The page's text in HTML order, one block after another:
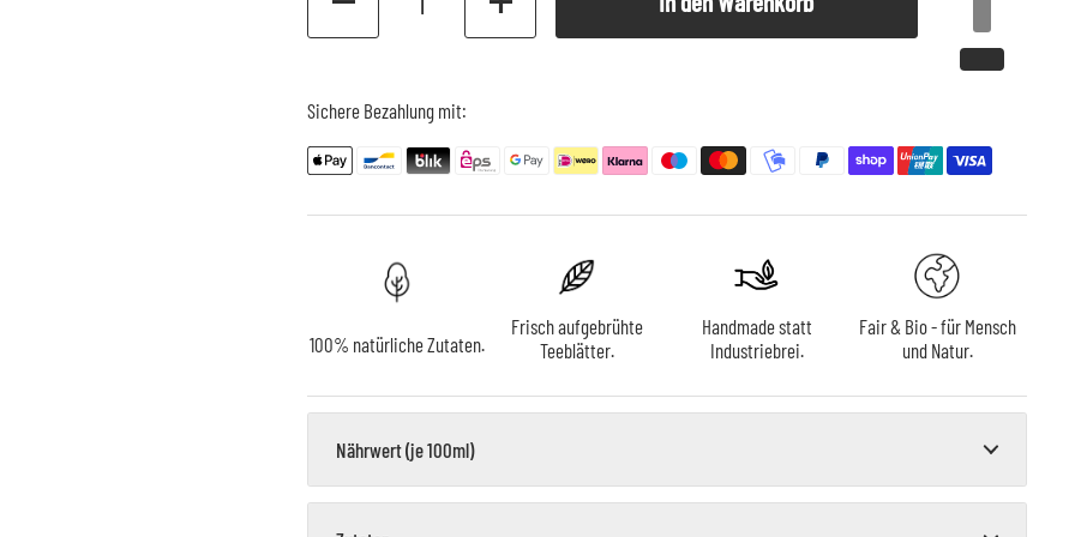
Sichere Bezahlung mit:
100% natürliche Zutaten.
Frisch aufgebrühte
Teeblätter.
Handmade statt
Industriebrei.
Fair & Bio - für Mensch
und Natur.
Nährwert (je 100ml)